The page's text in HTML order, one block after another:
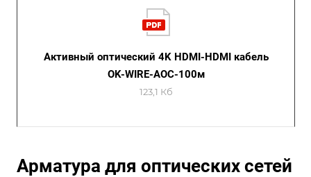
Активный оптический 4K HDMI-HDMI кабель
OK-WIRE-AOC-100м
123,1 Кб
Арматура для оптических сетей